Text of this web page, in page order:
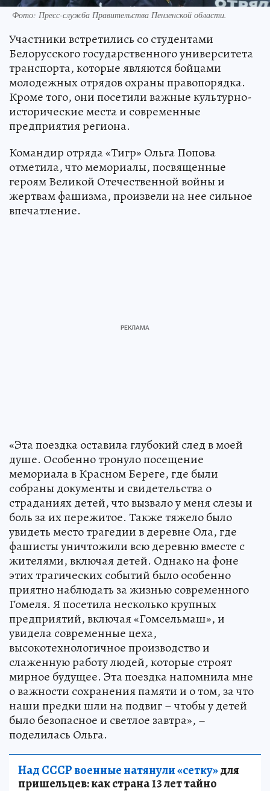
Фото: Пресс-служба Правительства Пензенской области.
Участники встретились со студентами
Белорусского государственного университета
транспорта, которые являются бойцами
молодежных отрядов охраны правопорядка.
Кроме того, они посетили важные культурно-
исторические места и современные
предприятия региона.
Командир отряда «Тигр» Ольга Попова
отметила, что мемориалы, посвященные
героям Великой Отечественной войны и
жертвам фашизма, произвели на нее сильное
впечатление.
«Эта поездка оставила глубокий след в моей
душе. Особенно тронуло посещение
мемориала в Красном Береге, где были
собраны документы и свидетельства о
страданиях детей, что вызвало у меня слезы и
боль за их пережитое. Также тяжело было
увидеть место трагедии в деревне Ола, где
фашисты уничтожили всю деревню вместе с
жителями, включая детей. Однако на фоне
этих трагических событий было особенно
приятно наблюдать за жизнью современного
Гомеля. Я посетила несколько крупных
предприятий, включая «Гомсельмаш», и
увидела современные цеха,
высокотехнологичное производство и
слаженную работу людей, которые строят
мирное будущее. Эта поездка напомнила мне
о важности сохранения памяти и о том, за что
наши предки шли на подвиг – чтобы у детей
было безопасное и светлое завтра», –
поделилась Ольга.
Над СССР военные натянули «сетку»для
пришельцев: как страна 13 лет тайно